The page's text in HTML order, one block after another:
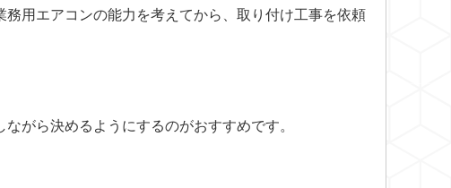
用エアコンの能力を考えてから、取り付け工事を依頼
がら決めるようにするのがおすすめです。